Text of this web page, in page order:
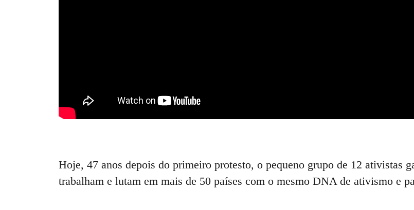
Hoje, 47 anos depois do primeiro protesto, o pequeno grupo de 12 ativistas
trabalham e lutam em mais de 50 países com o mesmo DNA de ativismo e